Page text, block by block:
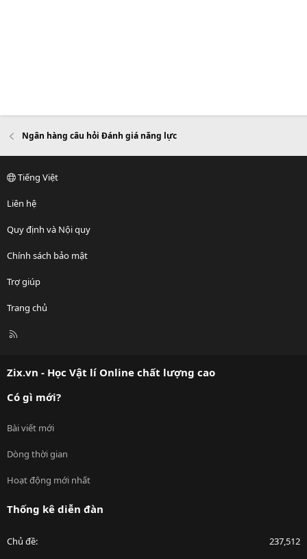
Ngân hàng câu hỏi Đánh giá năng lực
Tiếng Việt
Liên hệ
Quy định và Nội quy
Chính sách bảo mật
Trợ giúp
Trang chủ
R
Zix.vn - Học Vật lí Online chất lượng cao
Có gì mới?
Bài viết mới
Dòng thời gian
Hoạt động mới nhất
Thống kê diễn đàn
Chủ đề 237,512